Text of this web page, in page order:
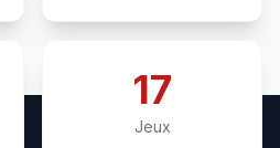
17
Jeux